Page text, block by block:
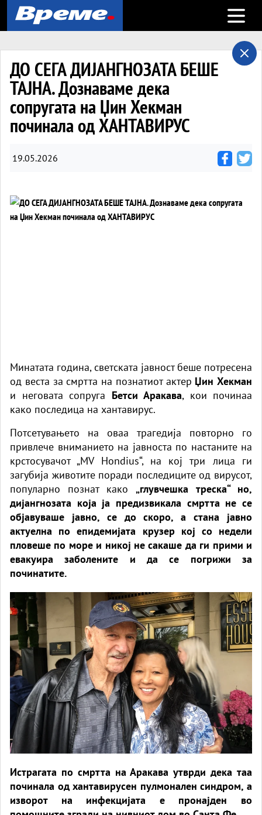
Open
ДО СЕГА ДИЈАНГНОЗАТА БЕШЕ
ТАЈНА. Дознаваме дека
сопругата на Џин Хекман
починала од ХАНТАВИРУС
19.05.2026
Минатата година, светската јавност беше потресена
од веста за смртта на познатиот актер Џин Хекман
и неговата сопруга Бетси Аракава, кои починаа
како последица на хантавирус.
Потсетувањето на оваа трагедија повторно го
привлече вниманието на јавноста по настаните на
крстосувачот „MV Hondius“, на кој три лица ги
загубија животите поради последиците од вирусот,
популарно познат како „глувчешка треска“ но,
дијангнозата која ја предизвикала смртта не се
објавуваше јавно, се до скоро, а стана јавно
актуелна по епидемијата крузер кој со недели
пловеше по море и никој не сакаше да ги прими и
евакуира заболените и да се погрижи за
починатите.
Истрагата по смртта на Аракава утврди дека таа
починала од хантавирусен пулмонален синдром, а
изворот на инфекцијата е пронајден во